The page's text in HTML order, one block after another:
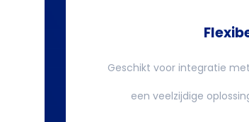
Geschikt voor integratie
een veelzijdige